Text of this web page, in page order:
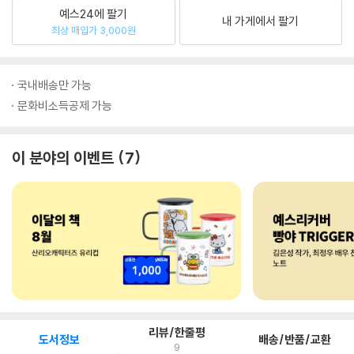
예스24에 팔기
최상 매입가 3,000원
내 가게에서 팔기
국내배송만 가능
문화비소득공제 가능
이 분야의 이벤트 7
도서정보 리뷰/한줄평
9 배송/반품/교환